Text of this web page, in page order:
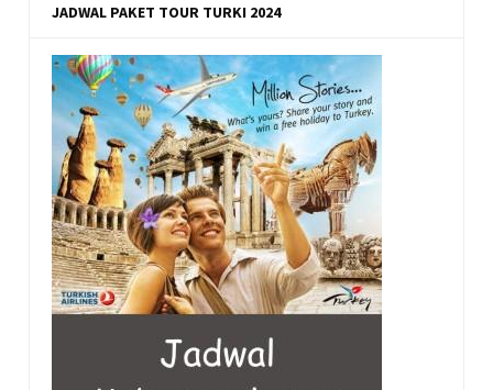
JADWAL PAKET TOUR TURKI 2024